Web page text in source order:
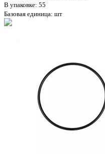
В упаковке: 55
Базовая единица: шт